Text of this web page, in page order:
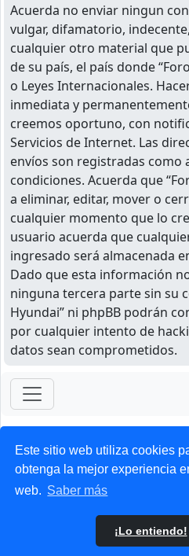
Este sitio web utiliza cookies
obtenga la mejor experiencia
web. Saber más
¡Lo entiendo!
Acuerda no enviar ningun
vulgar, difamatorio,
cualquier otro material que
de su país, el país donde
o Leyes Internacionales.
inmediata y
creemos oportuno, con
Servicios de Internet. Las
envíos son registradas como
condiciones. Acuerda que
a eliminar, editar, mover o
cualquier momento que lo
usuario acuerda que
ingresado será almacenada
Dado que esta información
ninguna tercera parte sin su
Hyundai” ni phpBB podrán
por cualquier intento de
datos sean comprometidos.
Privacidad|